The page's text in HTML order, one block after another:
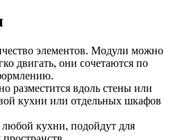
элементов. Модули можно
двигать, они сочетаются по
разместится вдоль стены или
кухни или отдельных шкафов
кухни, подойдут для